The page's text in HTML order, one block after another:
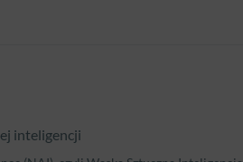
inteligencji